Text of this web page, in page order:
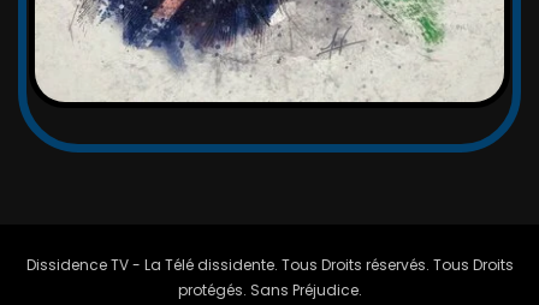
Dissidence TV - La Télé dissidente. Tous Droits réservés. Tous Droits
protégés. Sans Préjudice.